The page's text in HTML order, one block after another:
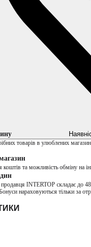
товарів в улюблених
коштів та можливість обміну на
продавця INTERTOP складає до
нараховуються тільки за